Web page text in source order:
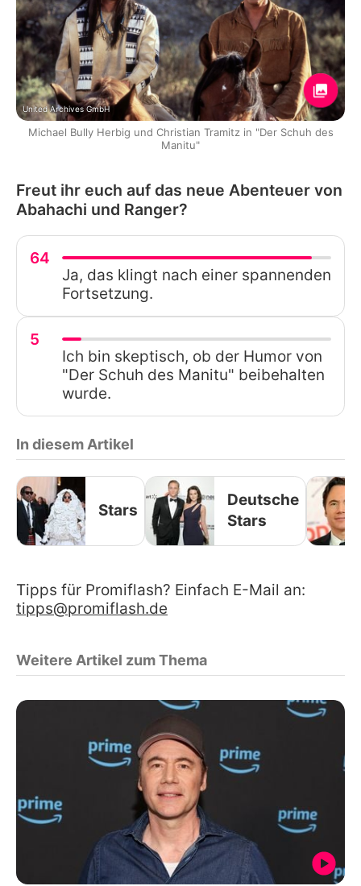
United Archives GmbH
Michael Bully Herbig und Christian Tramitz in "Der Schuh des
Manitu"
Freut ihr euch auf das neue Abenteuer von
Abahachi und Ranger?
64
Ja, das klingt nach einer spannenden
Fortsetzung.
5
Ich bin skeptisch, ob der Humor von
"Der Schuh des Manitu" beibehalten
wurde.
In diesem Artikel
Stars
Deutsche
Stars
Tipps für Promiflash? Einfach E-Mail an:
tipps@promiflash.de
Weitere Artikel zum Thema